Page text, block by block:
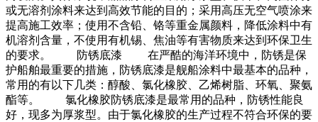
或无溶剂涂料来达到高效节能的目的；采用高压无空气喷涂来
提高施工效率；使用不含铅、铬等重金属颜料，降低涂料中有
机溶剂含量，不使用有机锡、焦油等有害物质来达到环保卫生
的要求。 防锈底漆 在严酷的海洋环境中，防锈是保
护船舶最重要的措施，防锈底漆是舰船涂料中最基本的品种，
常用的有以下几类：醇酸、氯化橡胶、乙烯树脂、环氧、聚氨
酯等。 氯化橡胶防锈底漆是最常用的品种，防锈性能良
好，现多为厚浆型。由于氯化橡胶的生产过程不符合环保的要